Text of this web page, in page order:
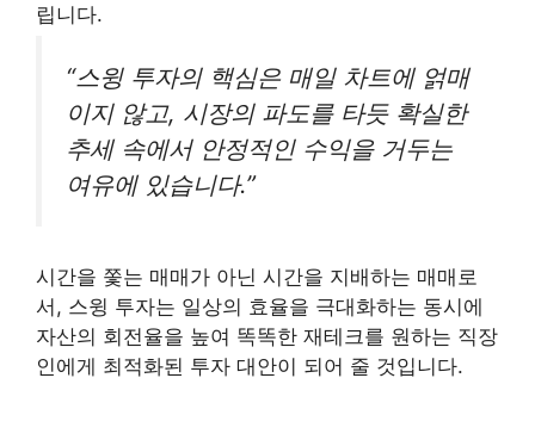
립니다.
“스윙 투자의 핵심은 매일 차트에 얽매
이지 않고, 시장의 파도를 타듯 확실한
추세 속에서 안정적인 수익을 거두는
여유에 있습니다.”
시간을 쫓는 매매가 아닌 시간을 지배하는 매매로
서, 스윙 투자는 일상의 효율을 극대화하는 동시에
자산의 회전율을 높여 똑똑한 재테크를 원하는 직장
인에게 최적화된 투자 대안이 되어 줄 것입니다.